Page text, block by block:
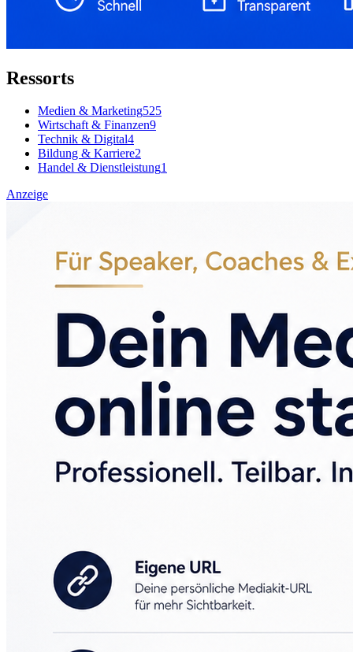
Ressorts
Medien & Marketing525
Wirtschaft & Finanzen9
Technik & Digital4
Bildung & Karriere2
Handel & Dienstleistung1
Anzeige